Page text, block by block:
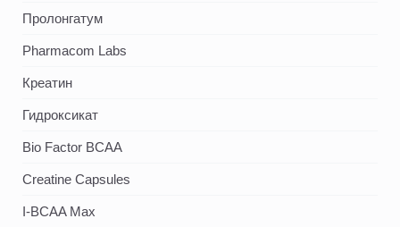
Пролонгатум
Pharmacom Labs
Креатин
Гидроксикат
Bio Factor BCAA
Creatine Capsules
I-BCAA Max